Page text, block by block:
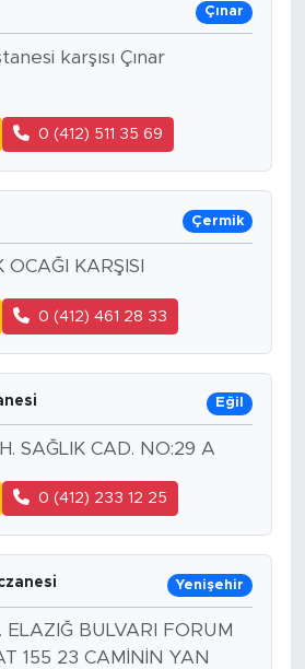
Çınar
karşısı Çınar
0 (412) 511 35 69
Çermik
OCAĞI KARŞISI
0 (412) 461 28 33
Eğil
SAĞLIK CAD. NO:29 A
0 (412) 233 12 25
Yenişehir
ELAZIĞ BULVARI FORUM
155 23 CAMİNİN YAN